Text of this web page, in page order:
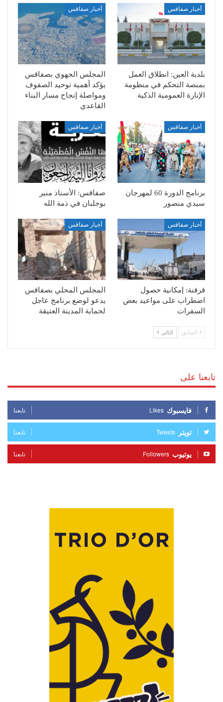
أخبار صفاقس
بلدية العين: انطلاق العمل
بمنصة التحكم في منظومة
الإنارة العمومية الذكية
أخبار صفاقس
المجلس الجهوي بصفاقس
يؤكد أهمية توحيد الصفوف
ومواصلة إنجاح مسار البناء
القاعدي
أخبار صفاقس
برنامج الدورة 60 لمهرجان
سيدي منصور
أخبار صفاقس
صفاقس: الأستاذ منير
بوجلبان في ذمة الله
أخبار صفاقس
قرقنة: إمكانية حصول
اضطراب على مواعيد بعض
السفرات
أخبار صفاقس
المجلس المحلي بصفاقس
يدعو لوضع برنامج عاجل
لحماية المدينة العتيقة
السابق التالي
تابعنا على
فايسبوك Likes تابعنا
تويتر Tweets تابعنا
يوتيوب Followers تابعنا